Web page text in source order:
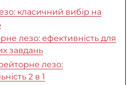
класичний вибір на
лезо: ефективність для
завдань
лезо:
2 в 1